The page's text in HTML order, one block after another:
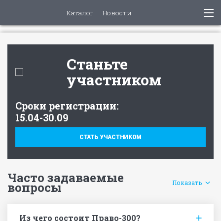
Каталог Новости
Станьте
участником
Cроки регистрации:
15.04-30.09
СТАТЬ УЧАСТНИКОМ
Часто задаваемые
вопросы Показать
Из чего состоит Право-300?